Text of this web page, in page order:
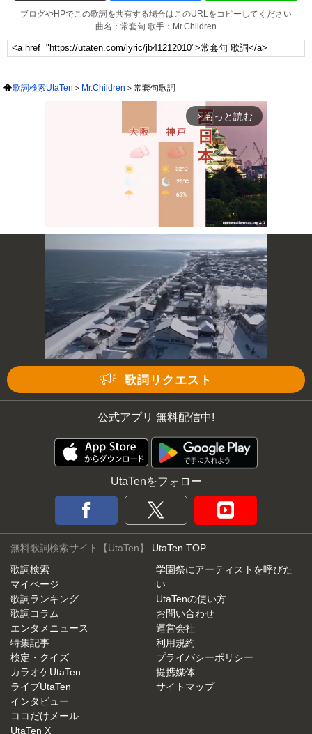
ブログやHPでこの歌詞を共有する場合はこのURLをコピーしてください
曲名：常套句 歌手：Mr.Children
歌詞検索UtaTen Mr.Children 常套句歌詞
arrow_forward_ios もっと読む
Mute
次の動画まで 3 キャンセル
歌詞リクエスト
公式アプリ 無料配信中!
UtaTenをフォロー
無料歌詞検索サイト【UtaTen】 UtaTen TOP
歌詞検索
マイページ
歌詞ランキング
歌詞コラム
エンタメニュース
特集記事
検定・クイズ
カラオケUtaTen
ライブUtaTen
インタビュー
ココだけメール
UtaTen X
学園祭にアーティストを呼びた
い
UtaTenの使い方
お問い合わせ
運営会社
利用規約
プライバシーポリシー
提携媒体
サイトマップ